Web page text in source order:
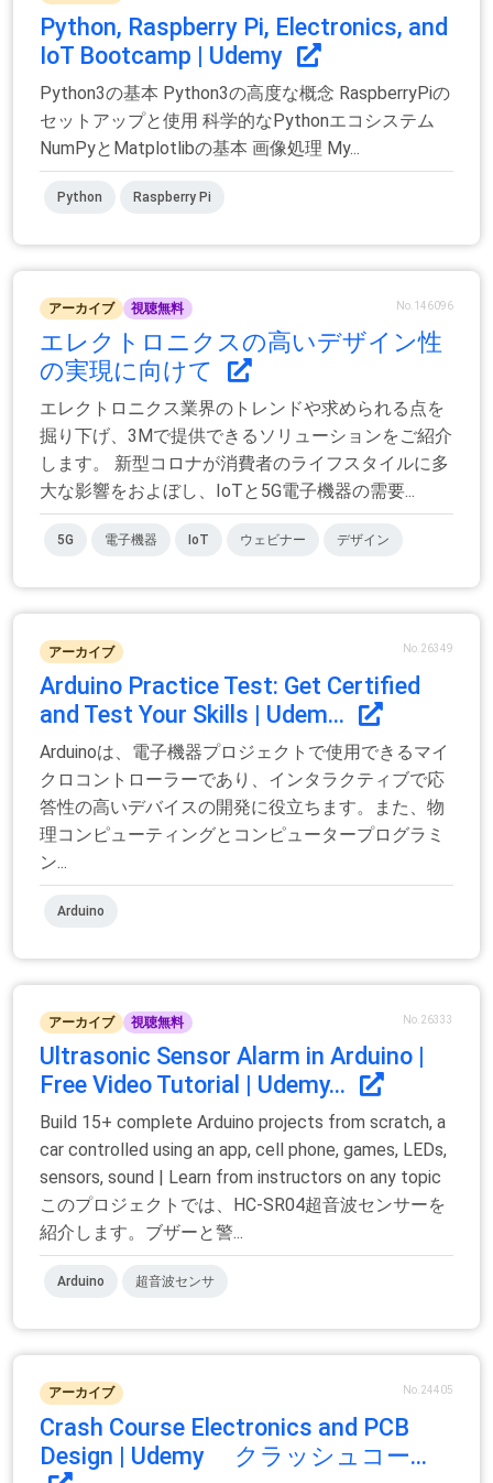
Python, Raspberry Pi, Electronics, and
IoT Bootcamp | Udemy
Python3の基本 Python3の高度な概念 RaspberryPiの
セットアップと使用 科学的なPythonエコシステム
NumPyとMatplotlibの基本 画像処理 My...
Python Raspberry Pi
アーカイブ 視聴無料 No.146096
エレクトロニクスの高いデザイン性
の実現に向けて
エレクトロニクス業界のトレンドや求められる点を
掘り下げ、3Mで提供できるソリューションをご紹介
します。 新型コロナが消費者のライフスタイルに多
大な影響をおよぼし、IoTと5G電子機器の需要...
5G 電子機器 IoT ウェビナー デザイン
アーカイブ No.26349
Arduino Practice Test: Get Certified
and Test Your Skills | Udem...
Arduinoは、電子機器プロジェクトで使用できるマイ
クロコントローラーであり、インタラクティブで応
答性の高いデバイスの開発に役立ちます。また、物
理コンピューティングとコンピュータープログラミ
ン...
Arduino
アーカイブ 視聴無料 No.26333
Ultrasonic Sensor Alarm in Arduino |
Free Video Tutorial | Udemy...
Build 15+ complete Arduino projects from scratch, a
car controlled using an app, cell phone, games, LEDs,
sensors, sound | Learn from instructors on any topic
このプロジェクトでは、HC-SR04超音波センサーを
紹介します。ブザーと警...
Arduino 超音波センサ
アーカイブ No.24405
Crash Course Electronics and PCB
Design | Udemy クラッシュコー...